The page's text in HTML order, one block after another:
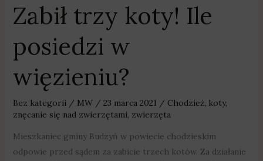
Zabił trzy koty! Ile
posiedzi w
więzieniu?
Bez kategorii/ MW / 23 marca 2021 / Chodzież, koty,
znęcanie się nad zwierzętami, zwierzęta
Mieszkaniec gminy Budzyń w powiecie chodzieskim
odpowie przed sądem za zabicie trzech kotów. Za działanie
Zabił
trzy
Ile
posiedzi
w
więzieniu?